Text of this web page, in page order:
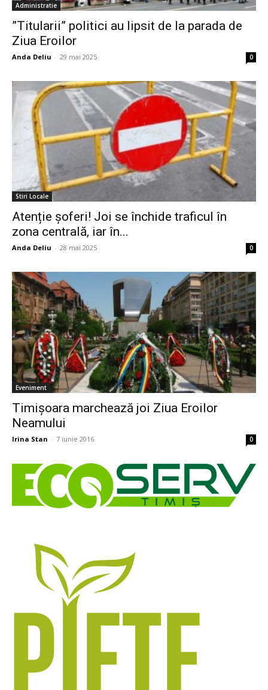
Administratie
”Titularii” politici au lipsit de la parada de
Ziua Eroilor
Anda Deliu - 29 mai 2025 0
Stiri Locale
Atenție șoferi! Joi se închide traficul în
zona centrală, iar în...
Anda Deliu - 28 mai 2025 0
Eveniment
Timișoara marchează joi Ziua Eroilor
Neamului
Irina Stan - 7 iunie 2016 0